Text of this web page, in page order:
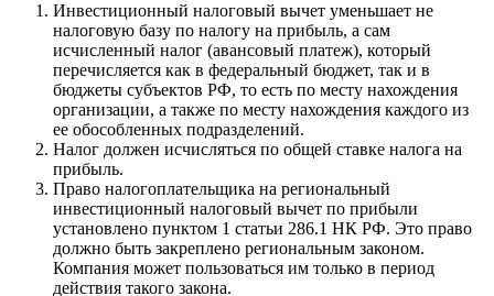
Инвестиционный налоговый вычет уменьшает не
налоговую базу по налогу на прибыль, а сам
исчисленный налог (авансовый платеж), который
перечисляется как в федеральный бюджет, так и в
бюджеты субъектов РФ, то есть по месту нахождения
организации, а также по месту нахождения каждого из
ее обособленных подразделений.
Налог должен исчисляться по общей ставке налога на
прибыль.
Право налогоплательщика на региональный
инвестиционный налоговый вычет по прибыли
установлено пунктом 1 статьи 286.1 НК РФ. Это право
должно быть закреплено региональным законом.
Компания может пользоваться им только в период
действия такого закона.